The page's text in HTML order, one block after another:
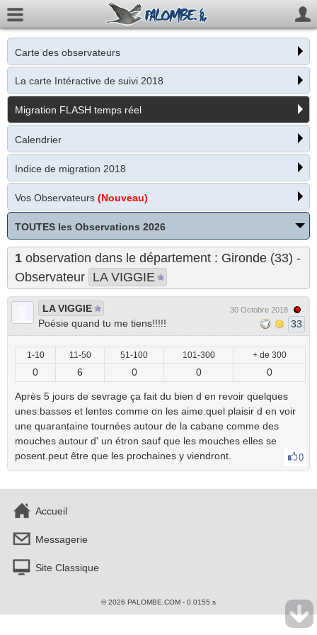
Carte des observateurs
La carte Intéractive de suivi 2018
Migration FLASH temps réel
Calendrier
Indice de migration 2018
Vos Observateurs (Nouveau)
TOUTES les Observations 2026
1 observation dans le département : Gironde (33) -
Observateur LA VIGGIE
LA VIGGIE
Poésie quand tu me tiens!!!!!
30 Octobre 2018
33
1-10 11-50 51-100 101-300 + de 300
0 6 0 0 0
Après 5 jours de sevrage ça fait du bien d en revoir quelques
unes:basses et lentes comme on les aime.quel plaisir d en voir
une quarantaine tournées autour de la cabane comme des
mouches autour d' un étron sauf que les mouches elles se
posent.peut être que les prochaines y viendront.
0
Accueil
Messagerie
Site Classique
© 2026 PALOMBE.COM - 0.0155 s